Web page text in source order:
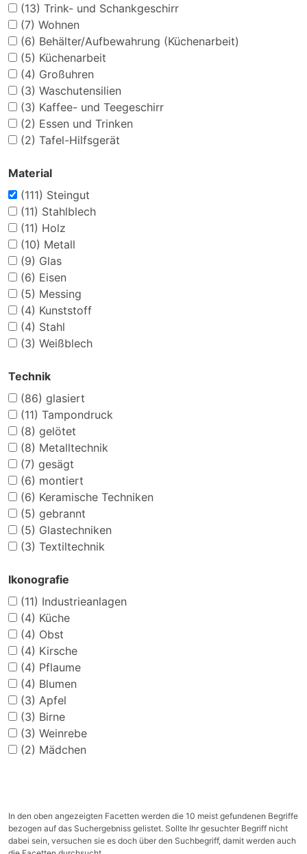
(13) Trink- und Schankgeschirr
(7) Wohnen
(6) Behälter/Aufbewahrung (Küchenarbeit)
(5) Küchenarbeit
(4) Großuhren
(3) Waschutensilien
(3) Kaffee- und Teegeschirr
(2) Essen und Trinken
(2) Tafel-Hilfsgerät
Material
(111) Steingut
(11) Stahlblech
(11) Holz
(10) Metall
(9) Glas
(6) Eisen
(5) Messing
(4) Kunststoff
(4) Stahl
(3) Weißblech
Technik
(86) glasiert
(11) Tampondruck
(8) gelötet
(8) Metalltechnik
(7) gesägt
(6) montiert
(6) Keramische Techniken
(5) gebrannt
(5) Glastechniken
(3) Textiltechnik
Ikonografie
(11) Industrieanlagen
(4) Küche
(4) Obst
(4) Kirsche
(4) Pflaume
(4) Blumen
(3) Apfel
(3) Birne
(3) Weinrebe
(2) Mädchen
In den oben angezeigten Facetten werden die 10 meist gefundenen Begriffe
bezogen auf das Suchergebniss gelistet. Sollte Ihr gesuchter Begriff nicht
dabei sein, versuchen sie es doch über den Suchbegriff, damit werden auch